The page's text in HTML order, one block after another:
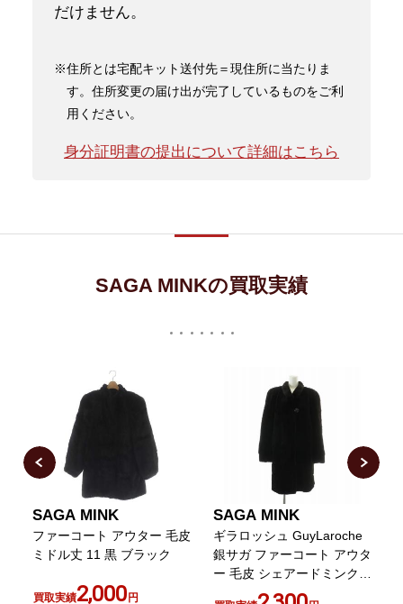
だけません。
※住所とは宅配キット送付先＝現住所に当たりま
す。住所変更の届け出が完了しているものをご利
用ください。
身分証明書の提出について詳細はこちら
SAGA MINKの買取実績
SAGA MINK
ファーコート アウター 毛皮
ミドル丈 11 黒 ブラック
買取実績2,000円
SAGA MINK
ギラロッシュ GuyLaroche
銀サガ ファーコート アウタ
ー 毛皮 シェアードミンク
逆毛 肩パッド